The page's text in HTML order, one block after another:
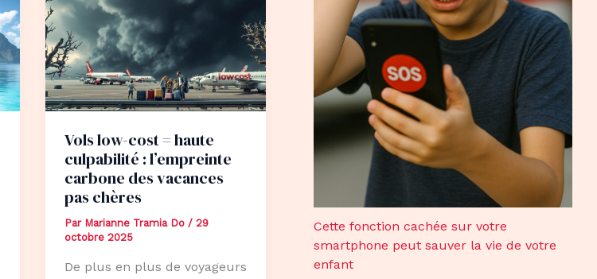
Vols low-cost = haute
culpabilité : l’empreinte
carbone des vacances
pas chères
Par Marianne Tramia Do / 29
octobre 2025
De plus en plus de voyageurs
Cette fonction cachée sur votre
smartphone peut sauver la vie de votre
enfant